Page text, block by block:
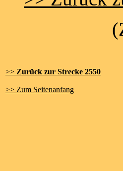
>> Zurück zur Strecke 2550
>> Zum Seitenanfang